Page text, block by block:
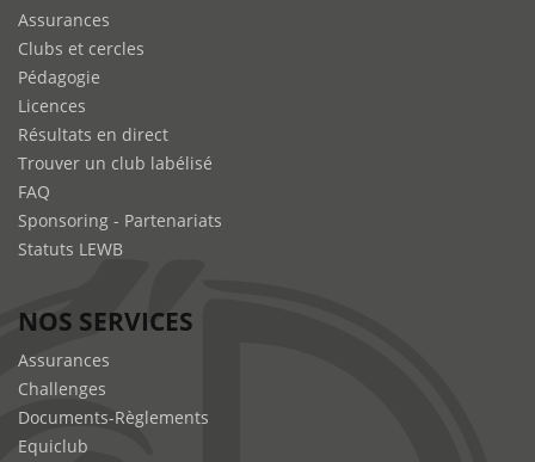
Assurances
Clubs et cercles
Pédagogie
Licences
Résultats en direct
Trouver un club labélisé
FAQ
Sponsoring - Partenariats
Statuts LEWB
NOS SERVICES
Assurances
Challenges
Documents-Règlements
Equiclub